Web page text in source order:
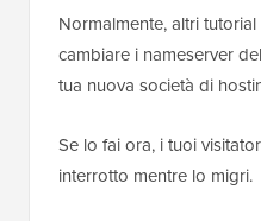
Normalmente, altri
cambiare i nameserver
tua nuova società di
Se lo fai ora, i tuoi
interrotto mentre lo migri.